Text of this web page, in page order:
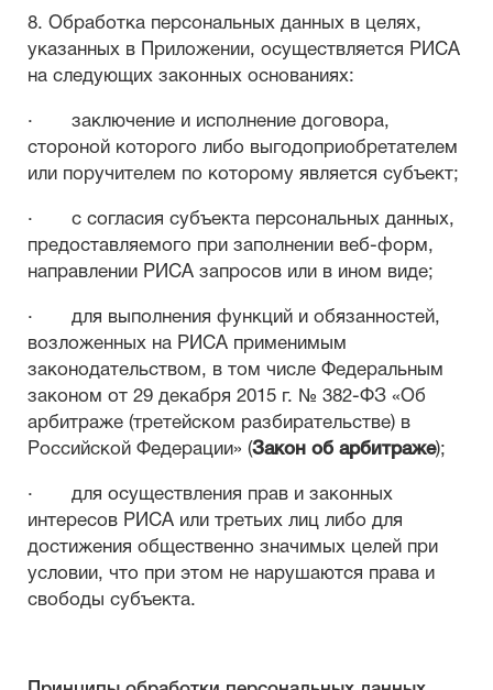
8. Обработка персональных данных в целях,
указанных в Приложении, осуществляется РИСА
на следующих законных основаниях:
· заключение и исполнение договора,
стороной которого либо выгодоприобретателем
или поручителем по которому является субъект;
· с согласия субъекта персональных данных,
предоставляемого при заполнении веб-форм,
направлении РИСА запросов или в ином виде;
· для выполнения функций и обязанностей,
возложенных на РИСА применимым
законодательством, в том числе Федеральным
законом от 29 декабря 2015 г. № 382-ФЗ «Об
арбитраже (третейском разбирательстве) в
Российской Федерации» (Закон об арбитраже);
· для осуществления прав и законных
интересов РИСА или третьих лиц либо для
достижения общественно значимых целей при
условии, что при этом не нарушаются права и
свободы субъекта.